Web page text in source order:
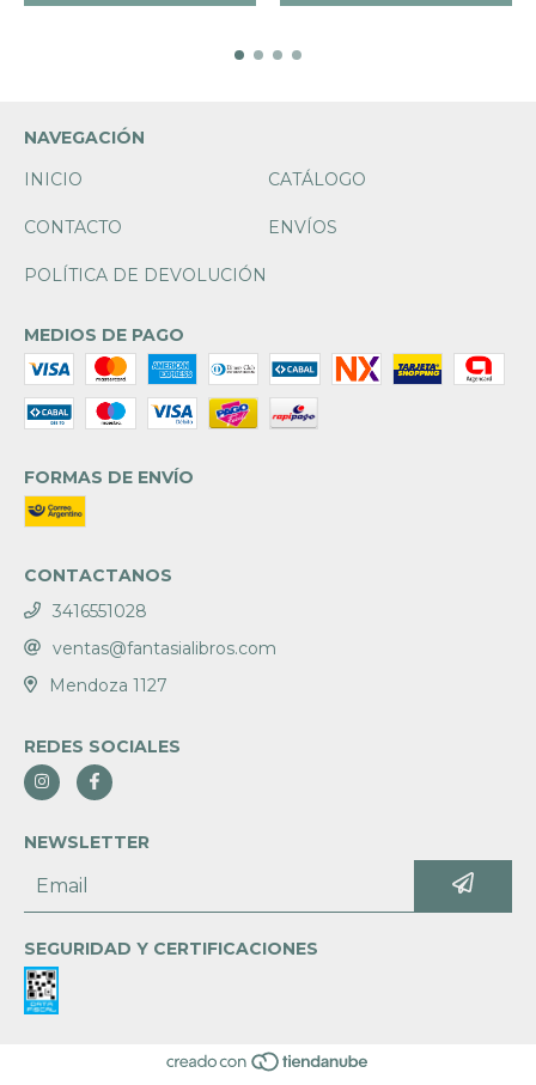
NAVEGACIÓN
INICIO
CATÁLOGO
CONTACTO ENVÍOS
POLÍTICA DE DEVOLUCIÓN
MEDIOS DE PAGO
FORMAS DE ENVÍO
CONTACTANOS
3416551028
ventas@fantasialibros.com
Mendoza 1127
REDES SOCIALES
NEWSLETTER
SEGURIDAD Y CERTIFICACIONES